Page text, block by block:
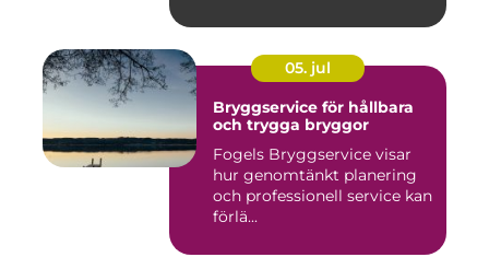
05. jul
Bryggservice för hållbara
och trygga bryggor
Fogels Bryggservice visar
hur genomtänkt planering
och professionell service kan
förlä...